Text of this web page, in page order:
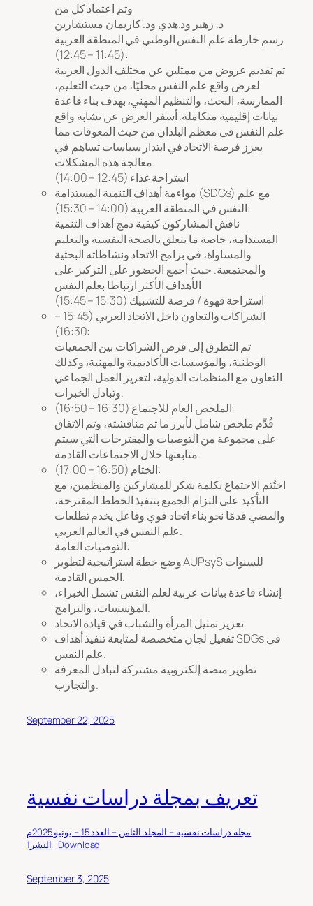
وتم اعتماد كل من
د. زهير ود.هدي ود. كاريمان مستشارين
رسم خارطة علم النفس الوطني في المنطقة العربية
(11:45 – 12:45):
تم تقديم عروض من ممثلين عن مختلف الدول العربية
لعرض واقع علم النفس محليًا، من حيث التعليم،
الممارسة، البحث، والتنظيم المهني، بهدف بناء قاعدة
بيانات إقليمية متكاملة. أسفر العرض عن تشابه واقع
علم النفس في معظم البلدان من حيث المعوقات مما
يعزز فرصة الاتحاد في ابتدار سياسات تساهم في
معالجة هذه المشكلات.
استراحة غداء (12:45 – 14:00)
مواءمة أهداف التنمية المستدامة (SDGs) مع علم
النفس في المنطقة العربية (14:00 – 15:30):
ناقش المشاركون كيفية دمج أهداف التنمية
المستدامة، خاصة ما يتعلق بالصحة النفسية والتعليم
والمساواة، في برامج الاتحاد ونشاطاته البحثية
والمجتمعية. حيث أجمع الحضور على التركيز على
الأهداف الأكثر ارتباطا بعلم النفس
استراحة قهوة / فرصة للتشبيك (15:30 – 15:45)
الشراكات والتعاون داخل الاتحاد العربي (15:45 –
16:30):
تم التطرق إلى فرص الشراكات بين الجمعيات
الوطنية، والمؤسسات الأكاديمية والمهنية، وكذلك
التعاون مع المنظمات الدولية، لتعزيز العمل الجماعي
وتبادل الخبرات.
الملخص العام للاجتماع (16:30 – 16:50):
قُدِّم ملخص شامل لأبرز ما تم مناقشته، وتم الاتفاق
على مجموعة من التوصيات والمقترحات التي سيتم
متابعتها خلال الاجتماعات القادمة.
الختام (16:50 – 17:00):
اختُتم الاجتماع بكلمة شكر للمشاركين والمنظمين، مع
التأكيد على التزام الجميع بتنفيذ الخطط المقترحة،
والمضي قدمًا نحو بناء اتحاد قوي وفاعل يخدم تطلعات
علم النفس في العالم العربي.
التوصيات العامة:
وضع خطة استراتيجية لتطوير AUPsyS للسنوات
الخمس القادمة.
إنشاء قاعدة بيانات عربية لعلم النفس تشمل الخبراء،
المؤسسات، والبرامج.
تعزيز تمثيل المرأة والشباب في قيادة الاتحاد.
تفعيل لجان متخصصة لمتابعة تنفيذ أهداف SDGs في
علم النفس.
تطوير منصة إلكترونية مشتركة لتبادل المعرفة
والتجارب.
September 22, 2025
تعريف بمجلة دراسات نفسية
مجلة دراسات نفسية – المجلد الثامن – العدد 15 – يونيو 2025م
النشر1 Download
September 3, 2025